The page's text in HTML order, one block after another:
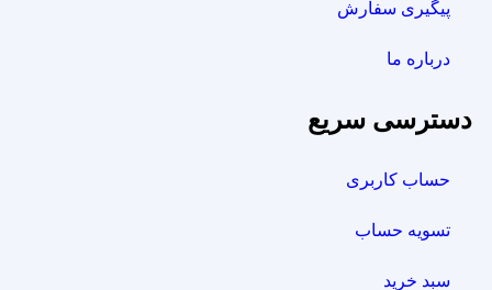
پیگیری سفارش
درباره ما
دسترسی سریع
حساب کاربری
تسویه حساب
سبد خرید